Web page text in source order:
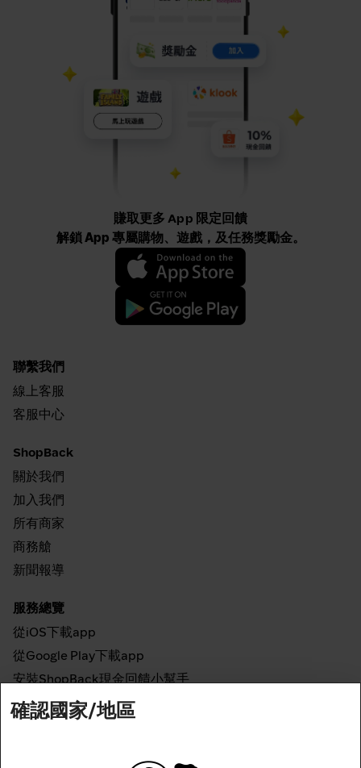
賺取更多 App 限定回饋
解鎖 App 專屬購物、遊戲，及任務獎勵金。
聯繫我們
線上客服
客服中心
ShopBack
關於我們
加入我們
所有商家
商務艙
新聞報導
服務總覽
從iOS下載app
從Google Play下載app
安裝ShopBack現金回饋小幫手
如何運作
確認國家/地區